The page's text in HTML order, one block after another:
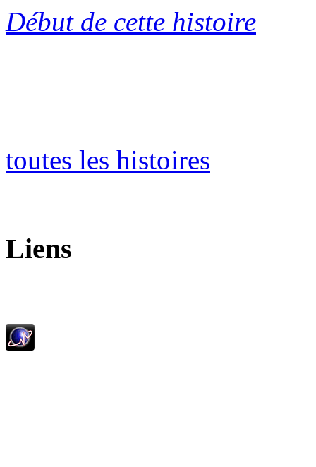
Début de cette histoire
toutes les histoires
Liens